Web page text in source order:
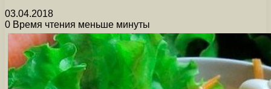
03.04.2018
0 Время чтения меньше минуты